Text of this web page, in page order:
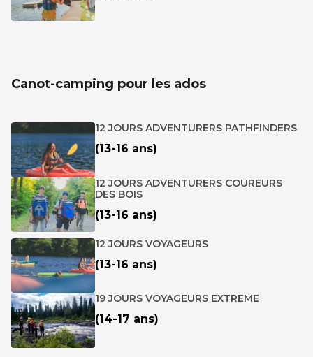
Canot-camping pour les ados
(13-16 ans)
12 JOURS ADVENTURERS PATHFINDERS
(13-16 ans)
12 JOURS ADVENTURERS COUREURS
DES BOIS
(13-16 ans)
12 JOURS VOYAGEURS
(14-17 ans)
19 JOURS VOYAGEURS EXTREME